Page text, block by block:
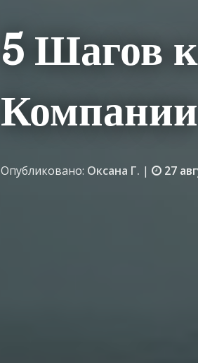
5 Шагов
Компании
Опубликовано: Оксана Г. | 27